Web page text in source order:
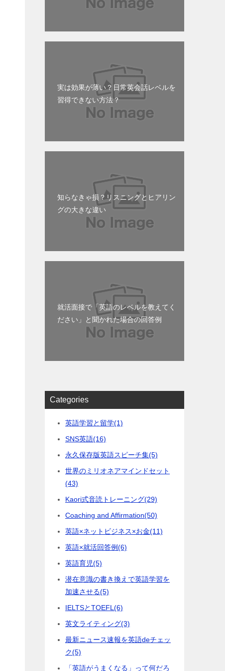
実は効果が薄い？日常英会話レベルを
習得できない方法？
知らなきゃ損？リスニングとヒアリン
グの大きな違い
就活面接で「英語のレベルを教えてく
ださい」と聞かれた場合の回答例
Categories
英語学習と留学(1)
SNS英語(16)
永久保存版英語スピーチ集(5)
世界のミリオネアマインドセット
(43)
Kaori式音読トレーニング(29)
Coaching and Affirmation(50)
英語×ネットビジネス×お金(11)
英語×就活回答例(6)
英語育児(5)
潜在意識の書き換えで英語学習を
加速させる(5)
IELTSとTOEFL (6)
英文ライティング(3)
最新ニュース速報を英語deチェッ
ク(5)
「英語がうまくなる」って何だろ